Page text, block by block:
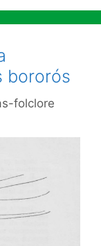
bororós
folclore